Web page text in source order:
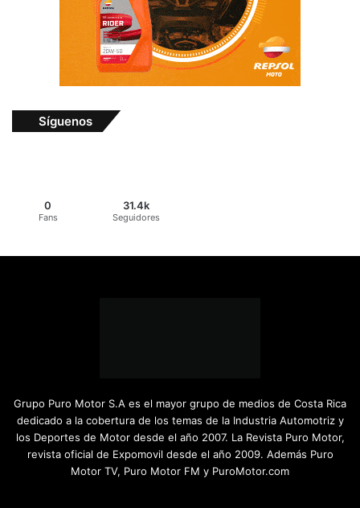
Síguenos
0
Fans
31.4k
Seguidores
Grupo Puro Motor S.A es el mayor grupo de medios de Costa Rica
dedicado a la cobertura de los temas de la Industria Automotriz y
los Deportes de Motor desde el año 2007. La Revista Puro Motor,
revista oficial de Expomovil desde el año 2009. Además Puro
Motor TV, Puro Motor FM y PuroMotor.com